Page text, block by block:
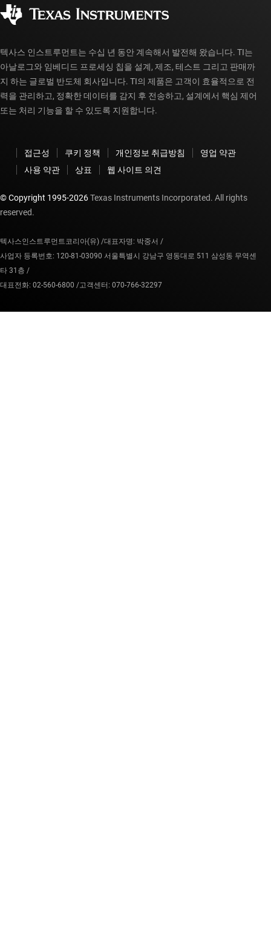
myTI 계정 FAQ
텍사스 인스트루먼트는 수십 년 동안 계속해서 발전해 왔습니다. TI는
아날로그와 임베디드 프로세싱 칩을 설계, 제조, 테스트 그리고 판매까
지 하는 글로벌 반도체 회사입니다. TI의 제품은 고객이 효율적으로 전
력을 관리하고, 정확한 데이터를 감지 후 전송하고, 설계에서 핵심 제어
또는 처리 기능을 할 수 있도록 지원합니다.
접근성 쿠키 정책 개인정보 취급방침
영업 약관
사용 약관
상표 웹 사이트 의견
© Copyright 1995-2026Texas Instruments Incorporated. All rights
reserved.
텍사스인스트루먼트코리아(유) /대표자명: 박중서 /
사업자 등록번호: 120-81-03090 서울특별시 강남구 영동대로 511 삼성동 무역센
타 31층 /
대표전화: 02-560-6800 /고객센터: 070-766-32297